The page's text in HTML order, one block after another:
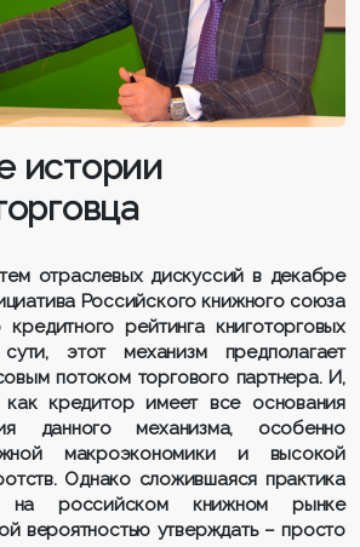
истории
отраслевых дискуссий в декабре
Российского книжного союза
рейтинга книготорговых
этот механизм предполагает
потоком торгового партнера. И,
как кредитор имеет все основания
данного механизма, особенно
макроэкономики и высокой
Однако сложившаяся практика
на российском книжном рынке
вероятностью утверждать – просто